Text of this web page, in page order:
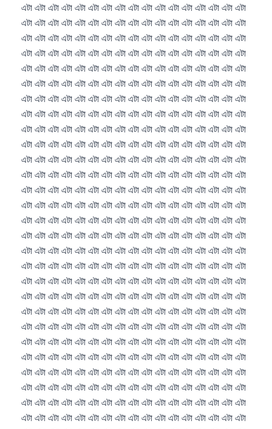
తెలుగు
ગુજરાતી
ಕನ್ನಡ
Bahasa Melayu
Tiếng Việt
Tagalog
ไทย
ဗမာစာ
ភាសាខ្មែរ
Kiswahili
አማርኛ
Українська
O‘zbekcha
Català
Қазақ тілі
Suomi
Hrvatski
Slovenčina
كوردی‎